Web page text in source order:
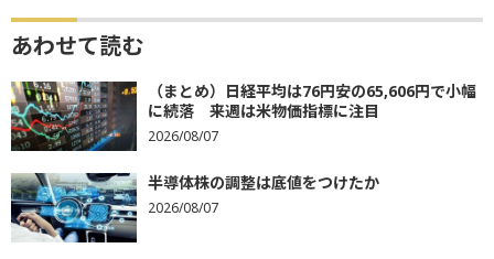
あわせて読む
（まとめ）日経平均は76円安の65,606円で小幅
に続落 来週は米物価指標に注目
2026/08/07
半導体株の調整は底値をつけたか
2026/08/07